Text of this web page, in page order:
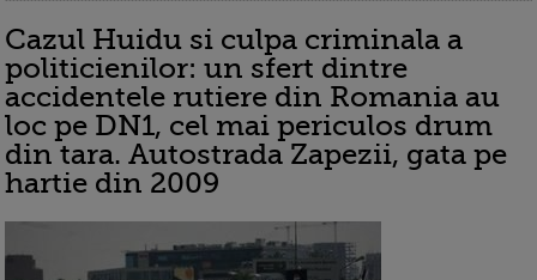
Cazul Huidu si culpa criminala a
politicienilor: un sfert dintre
accidentele rutiere din Romania au
loc pe DN1, cel mai periculos drum
din tara. Autostrada Zapezii, gata pe
hartie din 2009